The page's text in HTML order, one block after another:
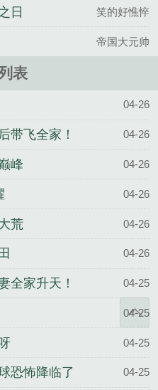
日 笑的好憔悴
帝国大元帅
表
04-26
带飞全家！ 04-26
峰 04-26
04-26
荒 04-26
04-26
全家升天！ 04-25
04-25
04-25
恐怖降临了 04-25